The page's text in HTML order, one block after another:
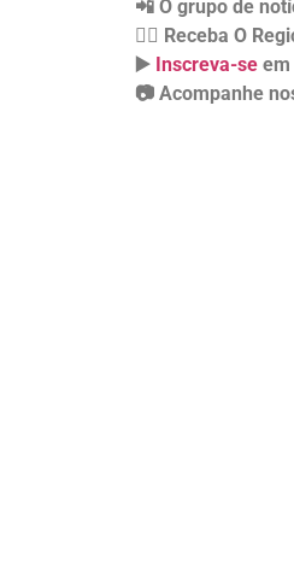
📲 O grupo de
👉🏻 Receba O
▶️ Inscreva-se em
📷 Acompanhe